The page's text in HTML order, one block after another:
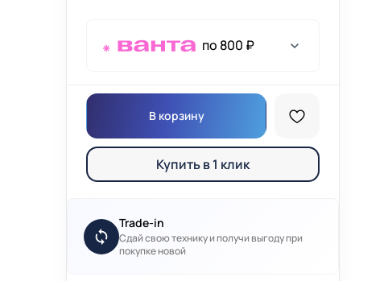
по 800 ₽
В корзину
Купить в 1 клик
Trade-in
Сдай свою технику и получи выгоду при
покупке новой